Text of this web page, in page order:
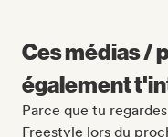
Ces médias /
également
Parce que tu
Freestyle lors du